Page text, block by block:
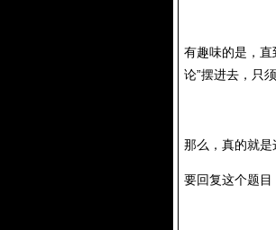
有趣味的是，
论”摆进去，只
那么，真的就是
要回复这个题目